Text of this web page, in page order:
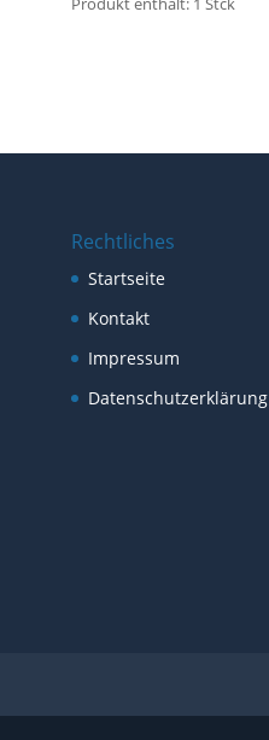
Produkt enthält: 1 Stck
Rechtliches
Startseite
Kontakt
Impressum
Datenschutzerklärung